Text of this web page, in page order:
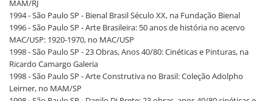
MAM/RJ
1994 - São Paulo SP - Bienal Brasil Século XX, na Fundação Bienal
1996 - São Paulo SP - Arte Brasileira: 50 anos de história no acervo
MAC/USP: 1920-1970, no MAC/USP
1998 - São Paulo SP - 23 Obras, Anos 40/80: Cinéticas e Pinturas, na
Ricardo Camargo Galeria
1998 - São Paulo SP - Arte Construtiva no Brasil: Coleção Adolpho
Leirner, no MAM/SP